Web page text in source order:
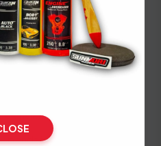
langkah berikut:
fisik).
pendaftaran yang